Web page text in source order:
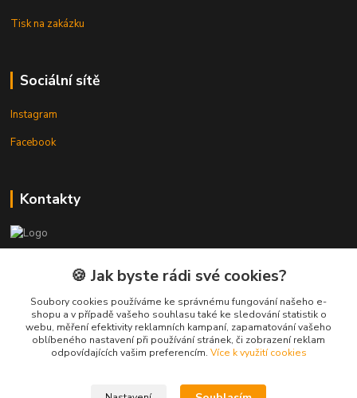
Tisk na zakázku
Sociální sítě
Instagram
Facebook
Kontakty
Tomáš Placatka
+420 728 969 499
info@3dtisktopla-shop.cz
🍪 Jak byste rádi své cookies?
Soubory cookies používáme ke správnému fungování našeho e-
shopu a v případě vašeho souhlasu také ke sledování statistik o
webu, měření efektivity reklamních kampaní, zapamatování vašeho
oblíbeného nastavení při používání stránek, či zobrazení reklam
odpovídajících vašim preferencím. Více k využití cookies